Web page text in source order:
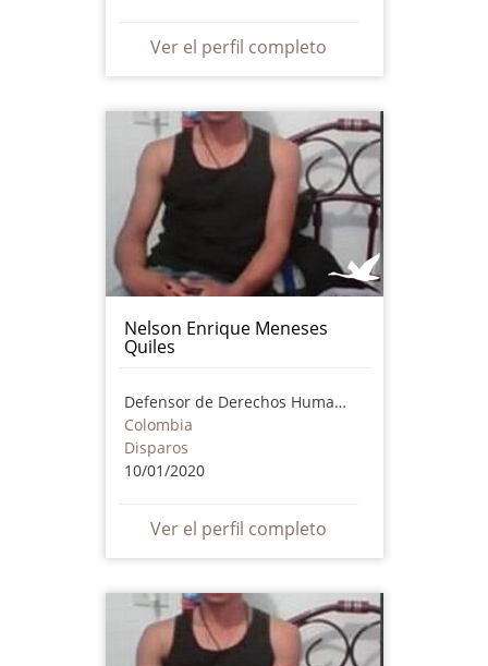
Ver el perfil completo
Nelson Enrique Meneses
Quiles
Defensor de Derechos Humanos
Colombia
Disparos
10/01/2020
Ver el perfil completo